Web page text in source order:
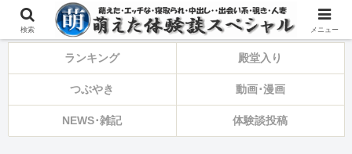
⚠️備忘録・告知・ひとり言⚠️
ランキング 殿堂入り
つぶやき 動画･漫画
NEWS･雑記 体験談投稿
検索 メニュー